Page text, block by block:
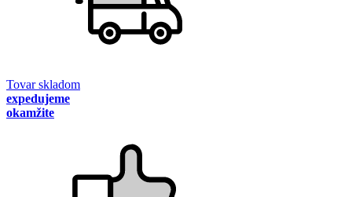
Tovar skladom
expedujeme
okamžite